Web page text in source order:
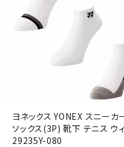
柔道
武道・格闘技小物
ヨネックス YONEX スニーカ
ソックス(3P) 靴下 テニス ウ
29235Y-080